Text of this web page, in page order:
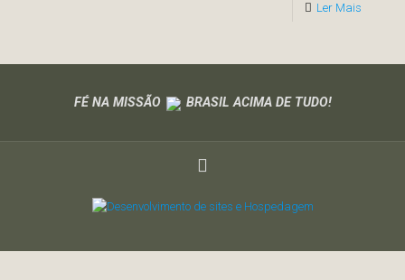
Ler Mais
FÉ NA MISSÃO BRASIL ACIMA DE TUDO!